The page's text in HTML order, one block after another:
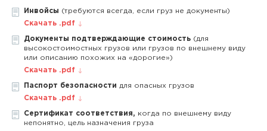
Инвойсы (требуются всегда, если груз не документы)
Скачать .pdf
Документы подтверждающие стоимость (для
высокостоимостных грузов или грузов по внешнему виду
или описанию похожих на «дорогие»)
Скачать .pdf
Паспорт безопасности для опасных грузов
Скачать .pdf
Сертификат соответствия, когда по внешнему виду
непонятно, цель назначения груза